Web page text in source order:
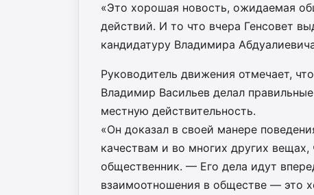
«Это хорошая новость, ожидаемая
действий. И то что вчера Генсовет
кандидатуру Владимира
Руководитель движения отмечает,
Владимир Васильев делал
местную действительность.
«Он доказал в своей манере
качествам и во многих других
общественник. — Его дела идут
взаимоотношения в обществе — это